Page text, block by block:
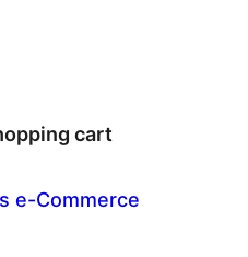
cart
e-Commerce